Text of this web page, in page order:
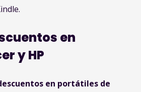
en
y HP
en portátiles de